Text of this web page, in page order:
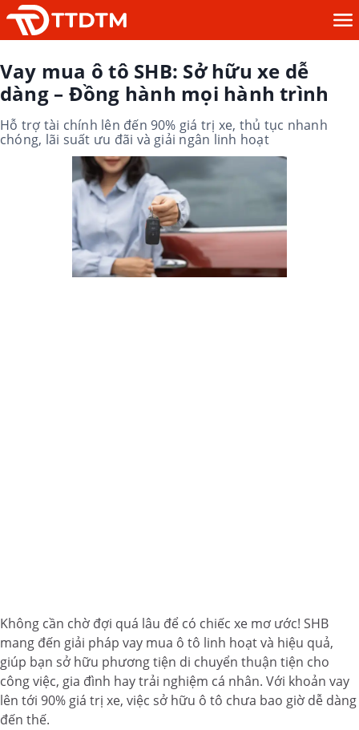
Vay mua ô tô SHB: Sở hữu xe dễ
dàng – Đồng hành mọi hành trình
Hỗ trợ tài chính lên đến 90% giá trị xe, thủ tục nhanh
chóng, lãi suất ưu đãi và giải ngân linh hoạt
Không cần chờ đợi quá lâu để có chiếc xe mơ ước! SHB
mang đến giải pháp vay mua ô tô linh hoạt và hiệu quả,
giúp bạn sở hữu phương tiện di chuyển thuận tiện cho
công việc, gia đình hay trải nghiệm cá nhân. Với khoản vay
lên tới 90% giá trị xe, việc sở hữu ô tô chưa bao giờ dễ dàng
đến thế.